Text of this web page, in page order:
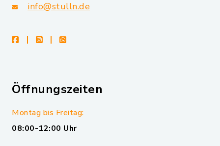
info@stulln.de
facebookinstagramwhatsapp
Öffnungszeiten
Montag bis Freitag:
08:00-12:00 Uhr